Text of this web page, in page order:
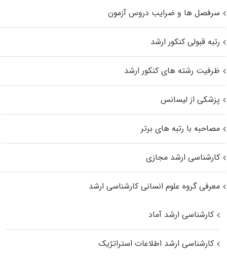
سرفصل ها و ضرایب دروس آزمون
رتبه قبولی کنکور ارشد
ظرفیت رشته های کنکور ارشد
پزشکی از لیسانس
مصاحبه با رتبه های برتر
کارشناسی ارشد مجازی
معرفی گروه علوم انسانی کارشناسی ارشد
کارشناسی ارشد آماد
کارشناسی ارشد اطلاعات استراتژیک